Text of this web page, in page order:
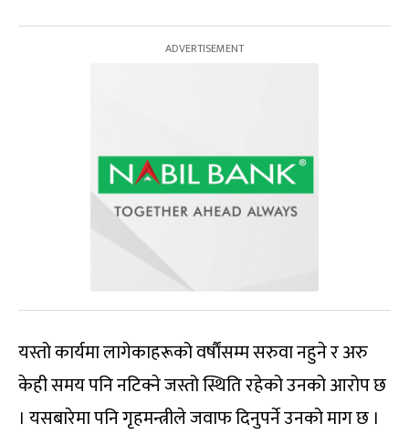
यस्तो कार्यमा लागेकाहरूको वर्षाैंसम्म सरुवा नहुने र अरु
केही समय पनि नटिक्ने जस्तो स्थिति रहेको उनको आरोप छ
। यसबारेमा पनि गृहमन्त्रीले जवाफ दिनुपर्ने उनको माग छ ।